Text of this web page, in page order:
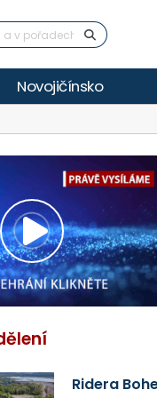
Novojičínsko
Přehrát
video
Ridera